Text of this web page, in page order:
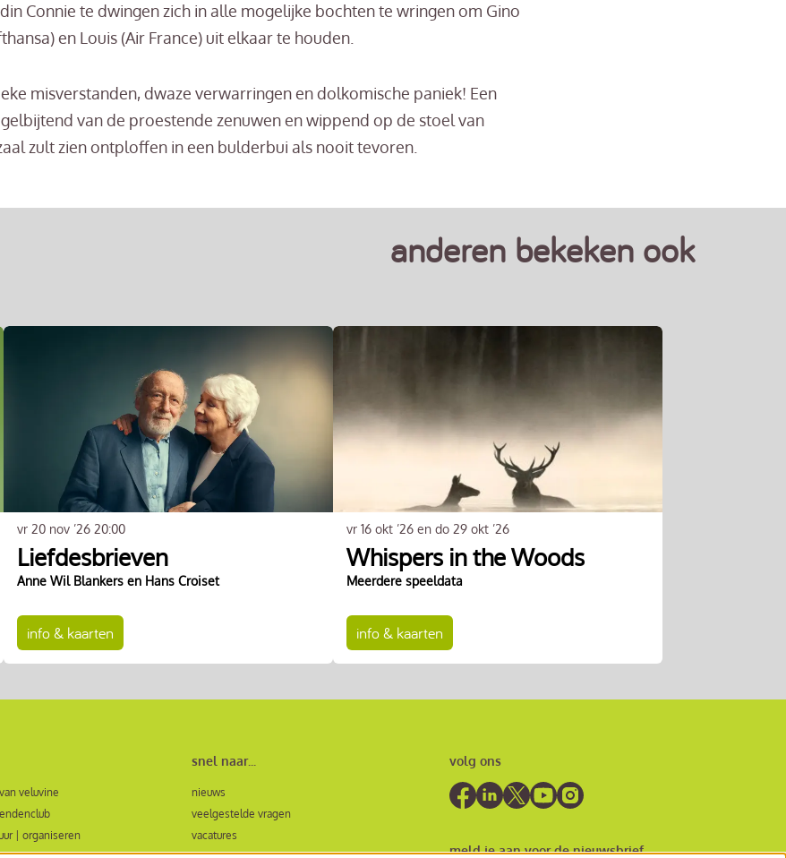
Connie te dwingen zich in alle mogelijke bochten te wringen om Gino
en Louis (Air France) uit elkaar te houden.
misverstanden, dwaze verwarringen en dolkomische paniek! Een
van de proestende zenuwen en wippend op de stoel van
zult zien ontploffen in een bulderbui als nooit tevoren.
anderen bekeken ook
Liefdesbrieven
Anne Wil Blankers en Hans Croiset
vr 20 nov ’26 20:00
info & kaarten
Whispers in the Woods
Meerdere speeldata
vr 16 okt ’26 en do 29 okt ’26
info & kaarten
veluvine
| organiseren
snel naar...
nieuws
veelgestelde vragen
vacatures
volg ons
meld je aan voor de nieuwsbrief